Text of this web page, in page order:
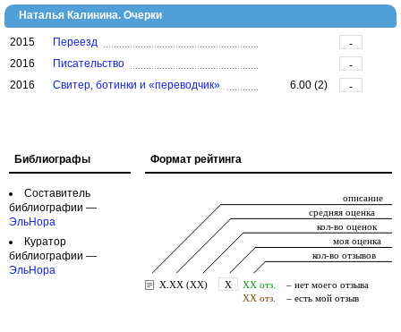
Наталья Калинина. Очерки
2015 Переезд
-
2016
Писательство
-
2016
Свитер, ботинки и «переводчик» 6.00 (2) -
Формат рейтинга
Библиографы
Составитель
библиографии —
ЭльНора
Куратор
библиографии —
ЭльНора